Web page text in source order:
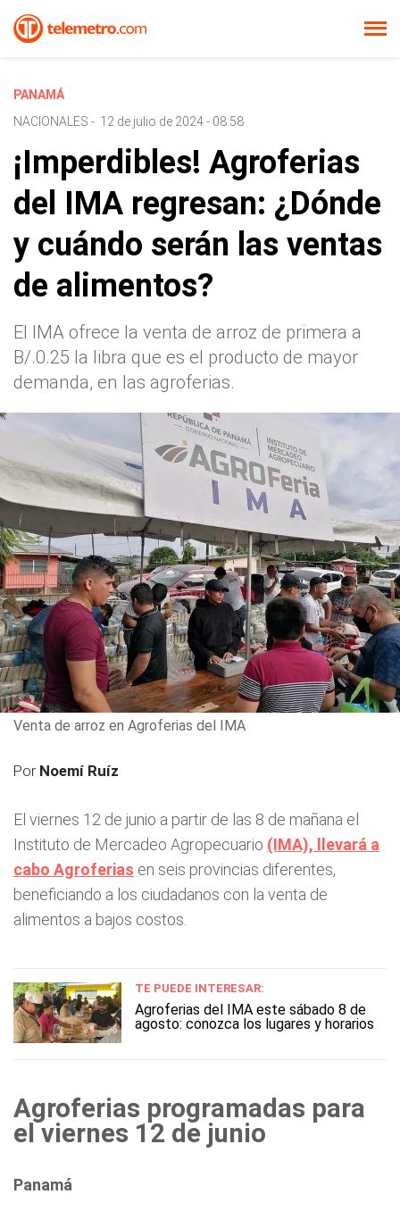
PANAMÁ
NACIONALES - 12 de julio de 2024 - 08:58
¡Imperdibles! Agroferias
del IMA regresan: ¿Dónde
y cuándo serán las ventas
de alimentos?
El IMA ofrece la venta de arroz de primera a
B/.0.25 la libra que es el producto de mayor
demanda, en las agroferias.
Venta de arroz en Agroferias del IMA
Por Noemí Ruíz
El viernes 12 de junio a partir de las 8 de mañana el
Instituto de Mercadeo Agropecuario (IMA), llevará a
cabo Agroferias en seis provincias diferentes,
beneficiando a los ciudadanos con la venta de
alimentos a bajos costos.
TE PUEDE INTERESAR:
Agroferias del IMA este sábado 8 de
agosto: conozca los lugares y horarios
Agroferias programadas para
el viernes 12 de junio
Panamá